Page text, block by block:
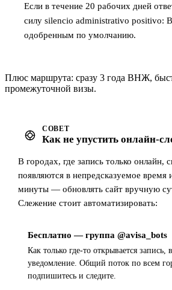
Если в течение 20 рабочих дней
силу silencio administrativo positivo:
одобренным по умолчанию.
Плюс маршрута: сразу 3 года ВНЖ,
промежуточной визы.
СОВЕТ
Как не упустить онлайн-
В городах, где запись только онлайн,
появляются в непредсказуемое время
минуты — обновлять сайт вручную
Слежение стоит автоматизировать:
Бесплатно — группа @avisa_bots
Как только где-то открывается запись,
уведомление. Общий поток по всем
подпишитесь и следите.